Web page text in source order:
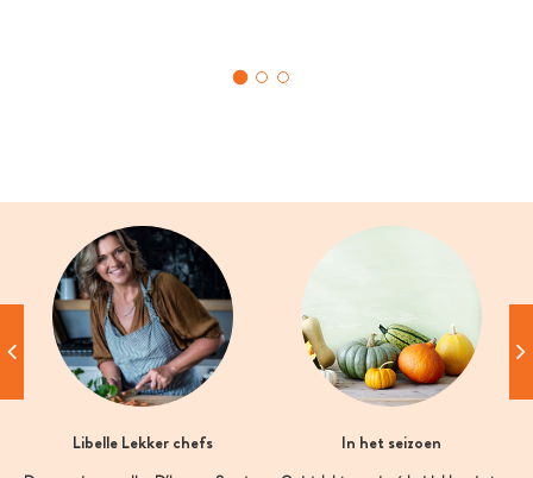
Libelle Lekker chefs In het seizoen